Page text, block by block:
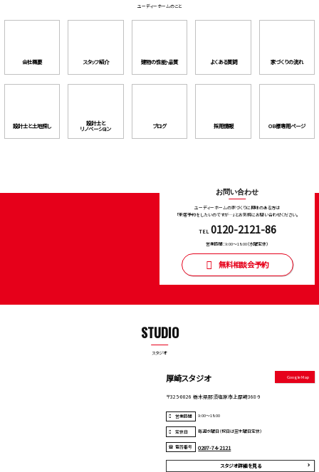
ユーディーホームのこと
会社概要 スタッフ紹介 建物の性能・品質 よくある質問 家づくりの流れ
設計⼠と⼟地探し 設計士と
リノベーション ブログ 採用情報 OB様専用ページ
お問い合わせ
ユーディーホームの家づくりに興味のある⽅は
「来店予約をしたいのですが…」とお気軽にお問い合わせください。
TEL 0120-2121-86
営業時間：9:00〜18:00（⽔曜定休）
無料相談会予約
STUDIO
スタジオ
厚崎スタジオ Google Map
〒325-0026 栃木県那須塩原市上厚崎368-9
営業時間 9:00～18:00
定休日 毎週水曜日（祝日は翌木曜日定休）
電話番号 0287-74-2121
スタジオ詳細を見る